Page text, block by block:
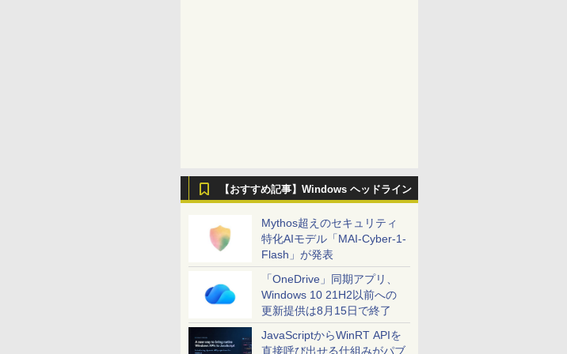
【おすすめ記事】Windows ヘッドライン
Mythos超えのセキュリティ
特化AIモデル「MAI-Cyber-1-
Flash」が発表
「OneDrive」同期アプリ、
Windows 10 21H2以前への
更新提供は8月15日で終了
JavaScriptからWinRT APIを
直接呼び出せる仕組みがパブ